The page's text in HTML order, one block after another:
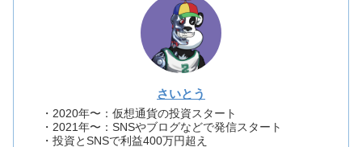
さいとう
・2020年〜：仮想通貨の投資スタート
・2021年〜：SNSやブログなどで発信スタート
・投資とSNSで利益400万円超え